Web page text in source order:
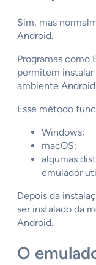
Sim, mas
Android.
Programas como
permitem instalar
ambiente
Esse método
Windows;
macOS;
algumas
emulador
Depois da
ser instalado da
Android.
O